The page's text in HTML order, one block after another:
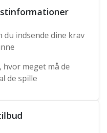
du indsende dine krav
hvor meget må de
de spille